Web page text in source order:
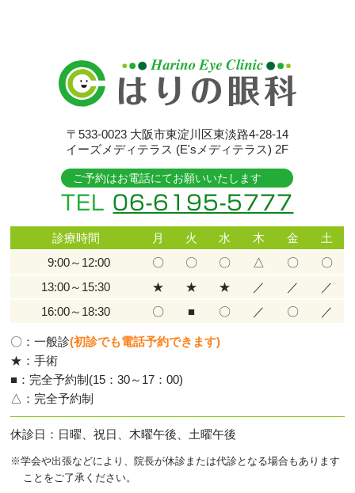
〒533-0023 大阪市東淀川区東淡路4-28-14
イーズメディテラス (E'sメディテラス) 2F
ご予約はお電話にてお願いいたします
TEL 06-6195-5777
診療時間 月 火 水 木 金
土
9:00～12:00
〇 〇 〇 △ 〇
〇
13:00～15:30
★ ★ ★ ／ ／
／
16:00～18:30
〇 ■ 〇 ／ 〇 ／
〇：一般診(初診でも電話予約できます)
★：手術
■：完全予約制(15：30～17：00)
△：完全予約制
休診日 日曜、祝日、木曜午後、土曜午後
※学会や出張などにより、院長が休診または代診となる場合もあります
ことをご了承ください。